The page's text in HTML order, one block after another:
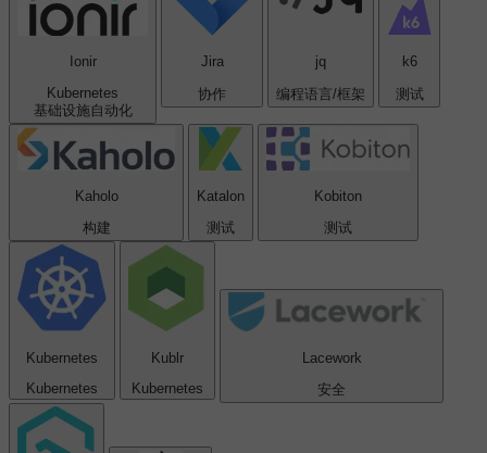
Ionir
Kubernetes
基础设施自动化
Jira
协作
jq
编程语言/框架
k6
测试
Kaholo
构建
Katalon
测试
Kobiton
测试
Kubernetes
Kubernetes
Kublr
Kubernetes
Lacework
安全